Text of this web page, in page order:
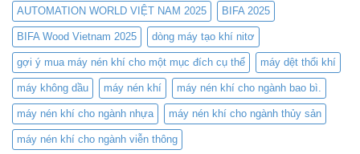
Cho
Cắt
Laser
–
Tiết
Kiệm
Chi
Phí
Nâng
–
Nơi
hội
tụ
công
nghệ
nén
khí
đỉnh
cao
AUTOMATION WORLD VIỆT NAM 2025 BIFA 2025
BIFA Wood Vietnam 2025 dòng máy tạo khí nitơ
gợi ý mua máy nén khí cho một mục đích cụ thể máy dệt thổi khí
máy không dầu máy nén khí máy nén khí cho ngành bao bì.
máy nén khí cho ngành nhựa máy nén khí cho ngành thủy sản
máy nén khí cho ngành viễn thông